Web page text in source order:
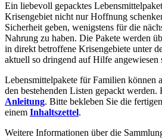
Ein liebevoll gepacktes
Krisengebiet nicht nur Hoffnung
Sicherheit geben, wenigstens für die
Nahrung zu haben. Die Pakete werden
in direkt betroffene Krisengebiete unter
aktuell so dringend auf Hilfe angewiesen
Lebensmittelpakete für Familien können
den bestehenden Listen gepackt
Anleitung. Bitte bekleben Sie die
einem Inhaltszettel.
Weitere Informationen über die